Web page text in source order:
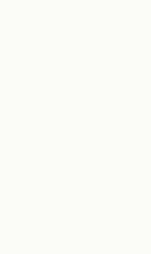
Choisissez,
vélo avec
Qui
guide officiel